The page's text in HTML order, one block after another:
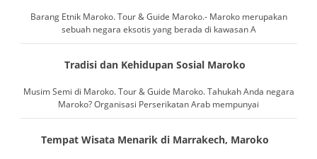
Barang Etnik Maroko. Tour & Guide Maroko.- Maroko merupakan
sebuah negara eksotis yang berada di kawasan A
Tradisi dan Kehidupan Sosial Maroko
Musim Semi di Maroko. Tour & Guide Maroko. Tahukah Anda negara
Maroko? Organisasi Perserikatan Arab mempunyai
Tempat Wisata Menarik di Marrakech, Maroko